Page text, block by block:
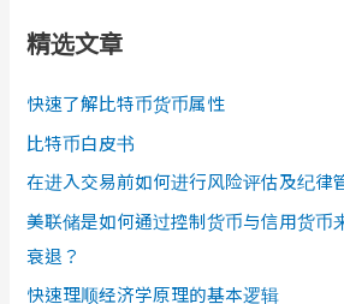
精选文章
快速了解比特币货币属性
比特币白皮书
在进入交易前如何进行风险评估及纪律
美联储是如何通过控制货币与信用货币
衰退？
快速理顺经济学原理的基本逻辑